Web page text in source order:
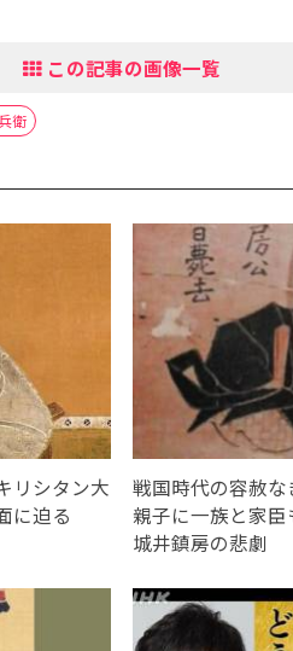
この記事の画像一覧
衛
リシタン大
に迫る
戦国時代の容赦
親子に一族と家臣
城井鎮房の悲劇